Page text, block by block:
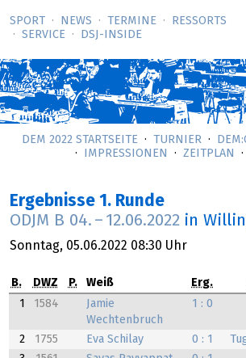
SPORT NEWS TERMINE
RESSORTS
SERVICE
DSJ-­INSIDE
DEM 2022 STARTSEITE TURNIER
IMPRESSIONEN
ZEITPLAN
Ergebnisse 1. Runde
ODJM B 04. – 12.06.2022 in
Sonntag, 05.06.2022 08:30 Uhr
B. DWZ P. Weiß Erg.
1
1584
Jamie
Wechtenbruch
1 : 0
2 1755 Eva Schilay 0 : 1